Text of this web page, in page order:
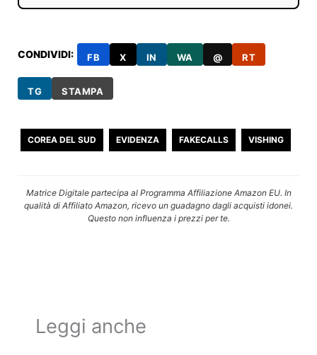
CONDIVIDI: FB X IN WA @ RT
TG STAMPA
COREA DEL SUD EVIDENZA FAKECALLS VISHING
Matrice Digitale partecipa al Programma Affiliazione Amazon EU. In
qualità di Affiliato Amazon, ricevo un guadagno dagli acquisti idonei.
Questo non influenza i prezzi per te.
Leggi anche